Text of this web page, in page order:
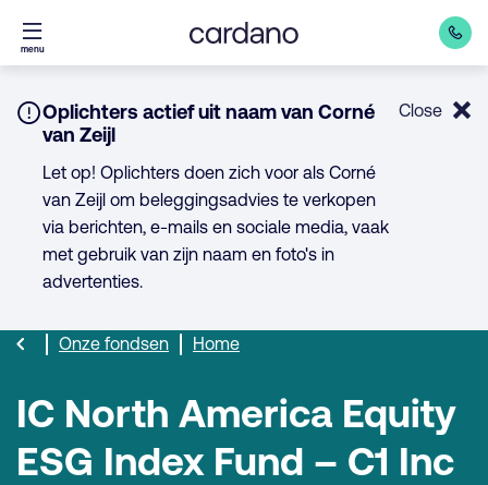
Direct
naar
menu
Notice:
Oplichters actief uit naam van Corné
van Zeijl
Let op! Oplichters doen zich voor als Corné
van Zeijl om beleggingsadvies te verkopen
via berichten, e-mails en sociale media, vaak
met gebruik van zijn naam en foto's in
advertenties.
Close
Home
Onze fondsen
IC North America Equity
ESG Index Fund – C1 Inc